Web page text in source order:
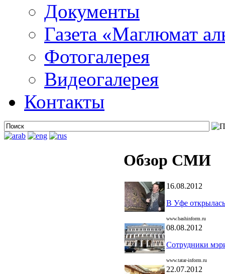
Документы
Газета «Маглюмат
Фотогалерея
Видеогалерея
Контакты
Обзор СМИ
16.08.2012
В Уфе
www.bashinform.ru
08.08.2012
Сотрудники
www.tatar-inform.ru
22.07.2012